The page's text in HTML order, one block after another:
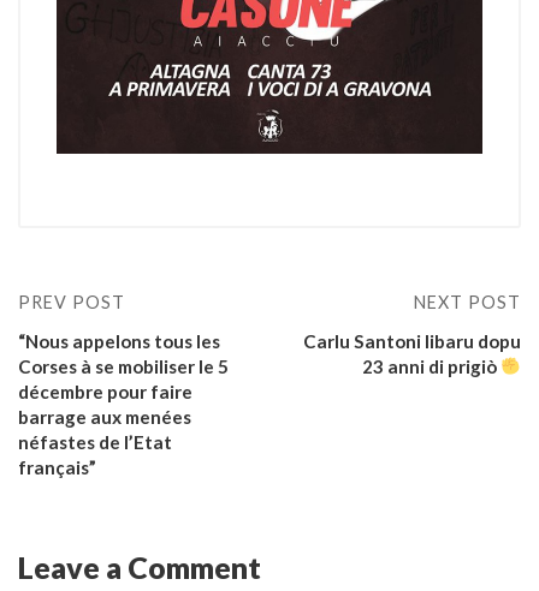
PREV POST
“Nous appelons tous les
Corses à se mobiliser le 5
décembre pour faire
barrage aux menées
néfastes de l’Etat
français”
NEXT POST
Carlu Santoni libaru dopu
23 anni di prigiò
Leave a Comment